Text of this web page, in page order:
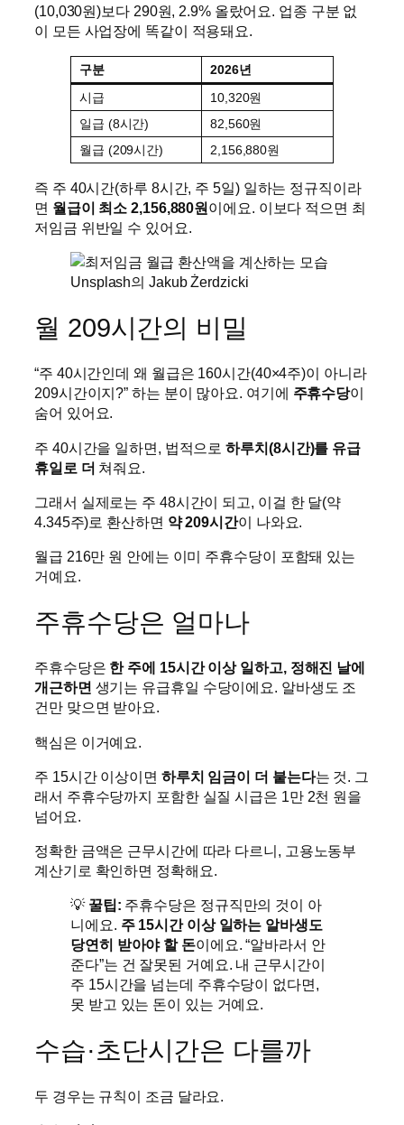
(10,030원)보다 290원, 2.9% 올랐어요. 업종 구분 없
이 모든 사업장에 똑같이 적용돼요.
구분
2026년
시급
10,320원
일급 (8시간)
82,560원
월급 (209시간)
2,156,880원
즉 주 40시간(하루 8시간, 주 5일) 일하는 정규직이라
면 월급이 최소 2,156,880원이에요. 이보다 적으면 최
저임금 위반일 수 있어요.
Unsplash의 Jakub Żerdzicki
월 209시간의 비밀
“주 40시간인데 왜 월급은 160시간(40×4주)이 아니라
209시간이지?” 하는 분이 많아요. 여기에 주휴수당이
숨어 있어요.
주 40시간을 일하면, 법적으로하루치(8시간)를 유급
휴일로 더 쳐줘요.
그래서 실제로는 주 48시간이 되고, 이걸 한 달(약
4.345주)로 환산하면 약 209시간이 나와요.
월급 216만 원 안에는 이미 주휴수당이 포함돼 있는
거예요.
주휴수당은 얼마나
주휴수당은 한 주에 15시간 이상 일하고, 정해진 날에
개근하면 생기는 유급휴일 수당이에요. 알바생도 조
건만 맞으면 받아요.
핵심은 이거예요.
주 15시간 이상이면 하루치 임금이 더 붙는다는 것. 그
래서 주휴수당까지 포함한 실질 시급은 1만 2천 원을
넘어요.
정확한 금액은 근무시간에 따라 다르니, 고용노동부
계산기로 확인하면 정확해요.
💡 꿀팁: 주휴수당은 정규직만의 것이 아
니에요. 주 15시간 이상 일하는 알바생도
당연히 받아야 할 돈이에요. “알바라서 안
준다”는 건 잘못된 거예요. 내 근무시간이
주 15시간을 넘는데 주휴수당이 없다면,
못 받고 있는 돈이 있는 거예요.
수습·초단시간은 다를까
두 경우는 규칙이 조금 달라요.